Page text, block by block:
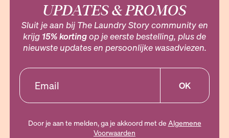
UPDATES & PROMOS
Sluit je aan bij The Laundry Story community en
krijg 15% kortingop je eerste bestelling, plus de
nieuwste updates en persoonlijke wasadviezen.
OK
Door je aan te melden, ga je akkoord met de Algemene
Voorwaarden